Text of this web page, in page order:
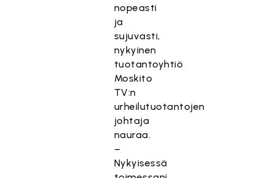
nopeasti
ja
sujuvasti,
nykyinen
tuotantoyhtiö
Moskito
TV:n
urheilutuotantojen
johtaja
nauraa.
–
Nykyisessä